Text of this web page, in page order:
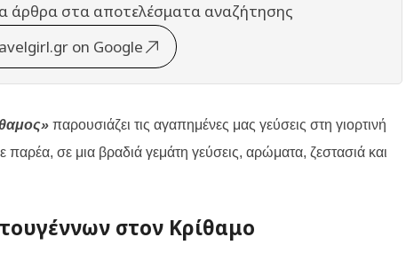
άρθρα στα αποτελέσματα αναζήτησης
on Google
παρουσιάζει τις αγαπημένες μας γεύσεις στη γιορτινή
σε μια βραδιά γεμάτη γεύσεις, αρώματα, ζεστασιά και
στον Κρίθαμο